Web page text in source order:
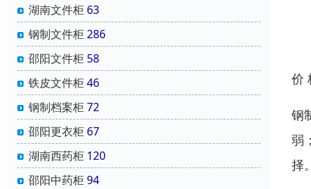
湖南文件柜 63
钢制文件柜286
邵阳文件柜 58
铁皮文件柜46
钢制档案柜72
邵阳更衣柜 67
湖南西药柜 120
邵阳中药柜94
价
钢
弱
择